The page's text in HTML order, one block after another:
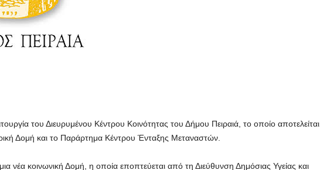
του Διευρυμένου Κέντρου Κοινότητας του Δήμου Πειραιά, το οποίο αποτελείται
Δομή και το Παράρτημα Κέντρου Ένταξης Μεταναστών.
μια νέα κοινωνική Δομή, η οποία εποπτεύεται από τη Διεύθυνση Δημόσιας Υγείας και